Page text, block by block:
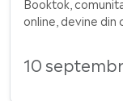
10
Booktok,
online, devine din